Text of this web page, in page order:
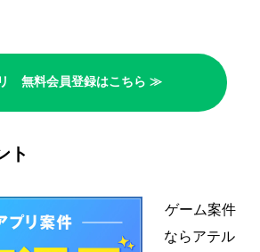
無料会員登録はこちら ≫
ト
ゲーム案件
ならアテル